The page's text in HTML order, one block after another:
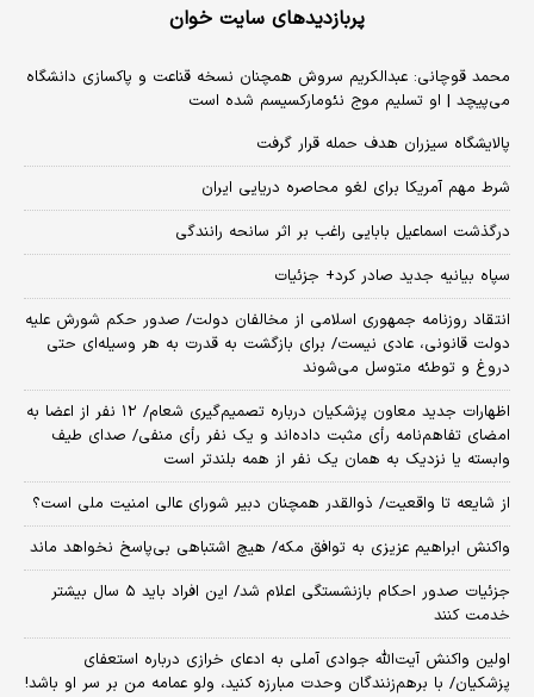
پربازدیدهای سایت خوان
محمد قوچانی: عبدالکریم سروش همچنان نسخه قناعت و پاکسازی دانشگاه
می‌پیچد | او تسلیم موج نئومارکسیسم شده است
پالایشگاه سیزران هدف حمله قرار گرفت
شرط مهم آمریکا برای لغو محاصره دریایی ایران
درگذشت اسماعیل بابایی راغب بر اثر سانحه رانندگی
سپاه بیانیه جدید صادر کرد+ جزئیات
انتقاد روزنامه جمهوری اسلامی از مخالفان دولت/ صدور حکم شورش علیه
دولت قانونی، عادی نیست/ برای بازگشت به قدرت به هر وسیله‌ای حتی
دروغ و توطئه متوسل می‌شوند
اظهارات جدید معاون پزشکیان درباره تصمیم‌گیری شعام/ ۱۲ نفر از اعضا به
امضای تفاهم‌نامه رأی مثبت داده‌اند و یک نفر رأی منفی/ صدای طیف
وابسته یا نزدیک به همان یک نفر از همه بلندتر است
از شایعه تا واقعیت/ ذوالقدر همچنان دبیر شورای ‌عالی امنیت ملی است؟
واکنش ابراهیم عزیزی به توافق مکه/ هیچ اشتباهی بی‌پاسخ نخواهد ماند
جزئیات صدور احکام بازنشستگی اعلام شد/ این افراد باید ۵ سال بیشتر
خدمت کنند
اولین واکنش آیت‌الله جوادی آملی به ادعای خرازی درباره استعفای
پزشکیان/ با برهم‌زنندگان وحدت مبارزه کنید، ولو عمامه من بر سر او باشد!